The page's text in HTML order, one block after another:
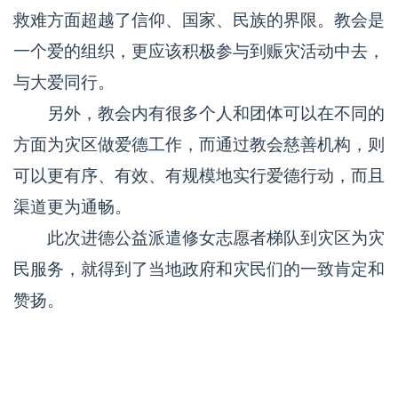
救难方面超越了信仰、国家、民族的界限。教会是
一个爱的组织，更应该积极参与到赈灾活动中去，
与大爱同行。
另外，教会内有很多个人和团体可以在不同的
方面为灾区做爱德工作，而通过教会慈善机构，则
可以更有序、有效、有规模地实行爱德行动，而且
渠道更为通畅。
此次进德公益派遣修女志愿者梯队到灾区为灾
民服务，就得到了当地政府和灾民们的一致肯定和
赞扬。